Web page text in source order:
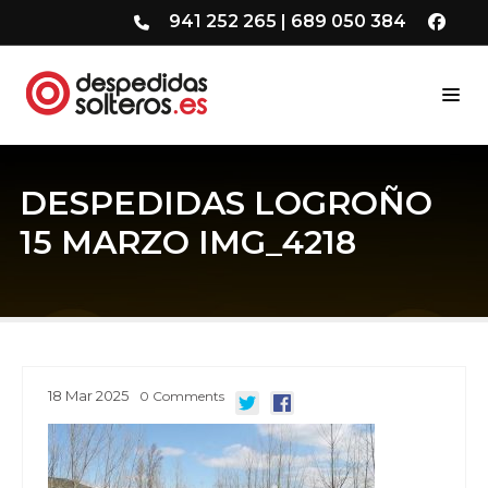
941 252 265 | 689 050 384
DESPEDIDAS LOGROÑO
15 MARZO IMG_4218
18 Mar2025 0 Comments